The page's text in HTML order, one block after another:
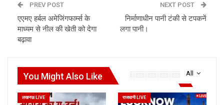
PREV POST
एएमए हर्बल अमेजिंगफार्म्स के
माध्यम से नील की खेती को देगा
बढ़ावा
NEXT POST
निर्माणाधीन पानी टंकी से टपकनें
लगा पानी।
All
You Might Also Like
लखनऊ LIVE राजधानी LIVE